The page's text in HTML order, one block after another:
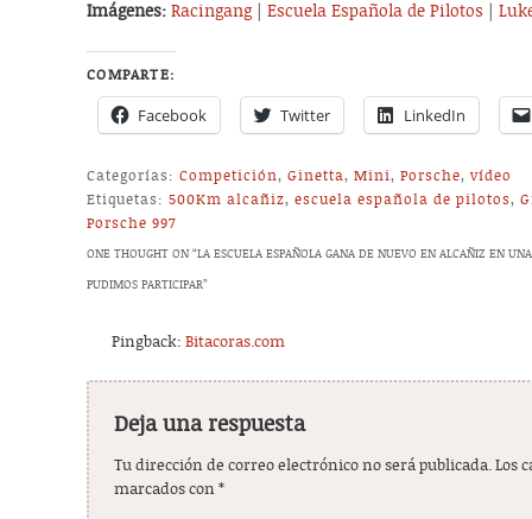
Imágenes: Racingang |Escuela Española de Pilotos |
COMPARTE:
Facebook Twitter LinkedIn
Categorías: Competición,Ginetta,Mini,Porsche,vídeo
Etiquetas: 500Km alcañiz,escuela española de pilotos,
Porsche 997
ONE THOUGHT ON “LA ESCUELA ESPAÑOLA GANA DE NUEVO EN ALCAÑIZ EN
PUDIMOS PARTICIPAR”
Pingback:Bitacoras.com
Deja una respuesta
Tu dirección de correo electrónico no será publicada. Los
marcados con*